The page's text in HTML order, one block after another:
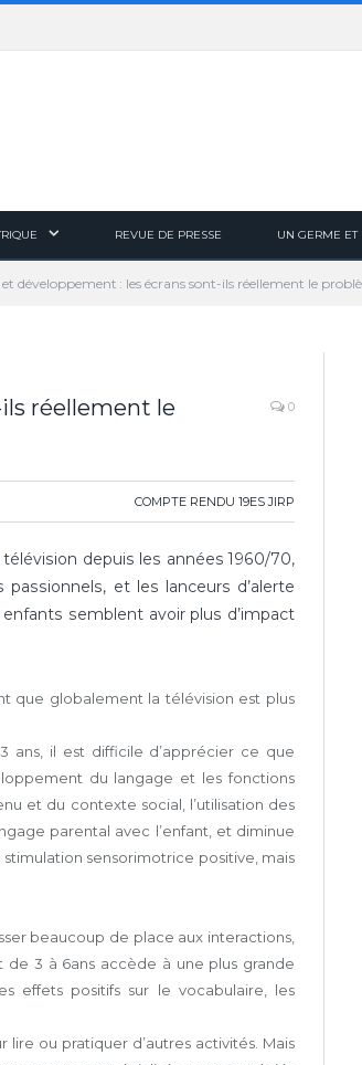
REVUE DE PRESSE UN GERME ET
et développement : les écrans sont-ils réellement le
réellement le
0
COMPTE RENDU 19ES JIRP
depuis les années 1960/70,
et les lanceurs d’alerte
semblent avoir plus d’impact
que globalement la télévision est plus
ans, il est difficile d’apprécier ce que
du langage et les fonctions
et du contexte social, l’utilisation des
parental avec l’enfant, et diminue
sensorimotrice positive, mais
beaucoup de place aux interactions,
de 3 à 6ans accède à une plus grande
effets positifs sur le vocabulaire, les
ou pratiquer d’autres activités. Mais